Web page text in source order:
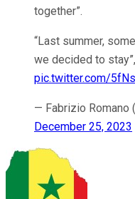
together”.
“Last summer,
we decided to
pic.twitter.com/
— Fabrizio Romano
December 25, 2023